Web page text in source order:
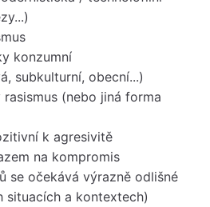
konzumní
subkulturní, obecní...)
rasismus (nebo jiná forma
k agresivitě
na kompromis
se očekává výrazně odlišné
situacích a kontextech)